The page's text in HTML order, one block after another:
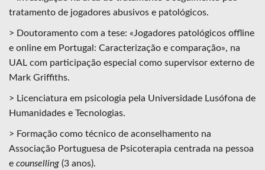
tratamento de jogadores abusivos e patológicos.
> Doutoramento com a tese: «Jogadores patológicos offline
e online em Portugal: Caracterização e comparação», na
UAL com participação especial como supervisor externo de
Mark Griffiths.
> Licenciatura em psicologia pela Universidade Lusófona de
Humanidades e Tecnologias.
> Formação como técnico de aconselhamento na
Associação Portuguesa de Psicoterapia centrada na pessoa
e counselling (3 anos).